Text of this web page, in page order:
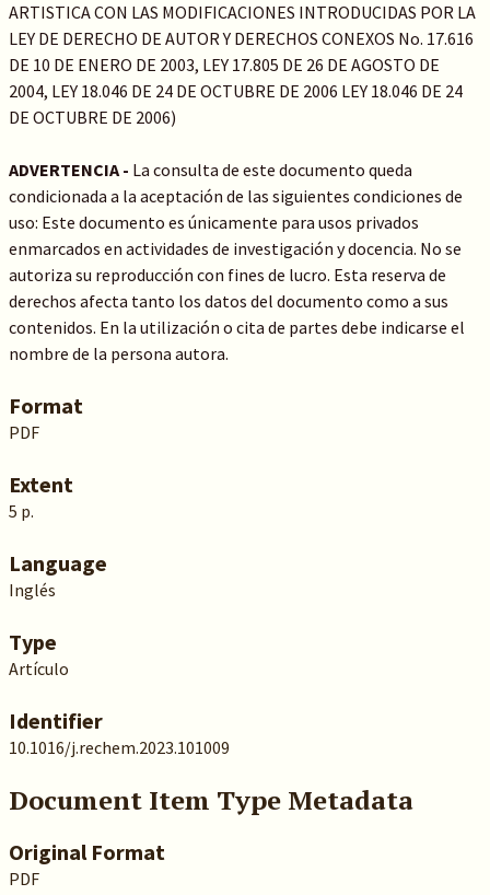
ARTISTICA CON LAS MODIFICACIONES INTRODUCIDAS POR LA
LEY DE DERECHO DE AUTOR Y DERECHOS CONEXOS No. 17.616
DE 10 DE ENERO DE 2003, LEY 17.805 DE 26 DE AGOSTO DE
2004, LEY 18.046 DE 24 DE OCTUBRE DE 2006 LEY 18.046 DE 24
DE OCTUBRE DE 2006)
ADVERTENCIA - La consulta de este documento queda
condicionada a la aceptación de las siguientes condiciones de
uso: Este documento es únicamente para usos privados
enmarcados en actividades de investigación y docencia. No se
autoriza su reproducción con fines de lucro. Esta reserva de
derechos afecta tanto los datos del documento como a sus
contenidos. En la utilización o cita de partes debe indicarse el
nombre de la persona autora.
Format
PDF
Extent
5 p.
Language
Inglés
Type
Artículo
Identifier
10.1016/j.rechem.2023.101009
Document Item Type Metadata
Original Format
PDF